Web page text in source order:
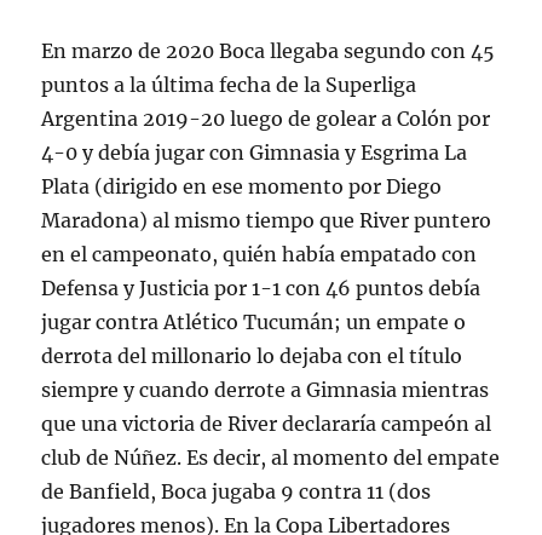
En marzo de 2020 Boca llegaba segundo con 45
puntos a la última fecha de la Superliga
Argentina 2019-20 luego de golear a Colón por
4-0 y debía jugar con Gimnasia y Esgrima La
Plata (dirigido en ese momento por Diego
Maradona) al mismo tiempo que River puntero
en el campeonato, quién había empatado con
Defensa y Justicia por 1-1 con 46 puntos debía
jugar contra Atlético Tucumán; un empate o
derrota del millonario lo dejaba con el título
siempre y cuando derrote a Gimnasia mientras
que una victoria de River declararía campeón al
club de Núñez. Es decir, al momento del empate
de Banfield, Boca jugaba 9 contra 11 (dos
jugadores menos). En la Copa Libertadores